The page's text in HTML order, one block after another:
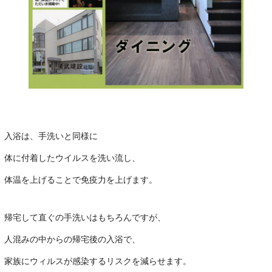
入浴は、手洗いと同様に
体に付着したウイルスを洗い流し、
体温を上げることで免疫力を上げます。
帰宅して直ぐの手洗いはもちろんですが、
人混みの中からの帰宅後の入浴で、
家族にウィルスが感染するリスクを減らせます。